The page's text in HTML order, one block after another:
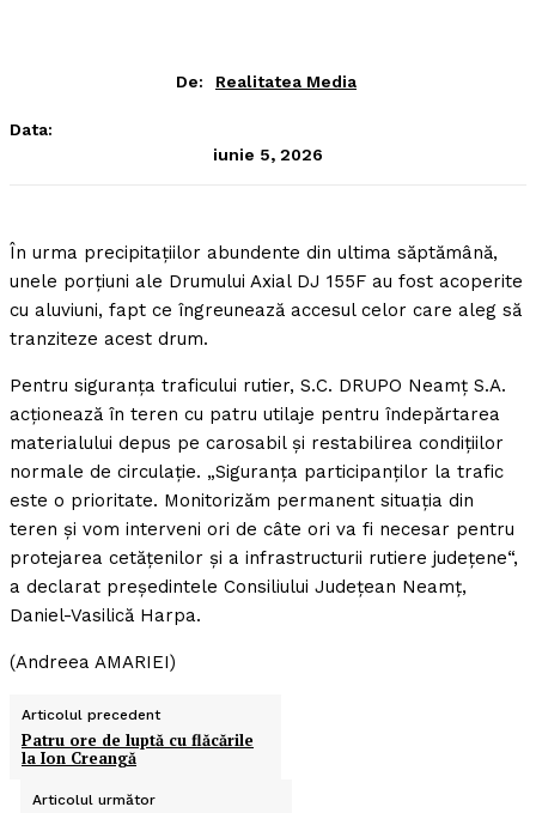
De: Realitatea Media
Data:
iunie 5, 2026
În urma precipitaţiilor abundente din ultima săptămână,
unele porţiuni ale Drumului Axial DJ 155F au fost acoperite
cu aluviuni, fapt ce îngreunează accesul celor care aleg să
tranziteze acest drum.
Pentru siguranţa traficului rutier, S.C. DRUPO Neamţ S.A.
acţionează în teren cu patru utilaje pentru îndepărtarea
materialului depus pe carosabil şi restabilirea condiţiilor
normale de circulaţie. „Siguranţa participanţilor la trafic
este o prioritate. Monitorizăm permanent situaţia din
teren şi vom interveni ori de câte ori va fi necesar pentru
protejarea cetăţenilor şi a infrastructurii rutiere judeţene“,
a declarat preşedintele Consiliului Judeţean Neamţ,
Daniel-Vasilică Harpa.
(Andreea AMARIEI)
Articolul precedent
Patru ore de luptă cu flăcările
la Ion Creangă
Articolul următor